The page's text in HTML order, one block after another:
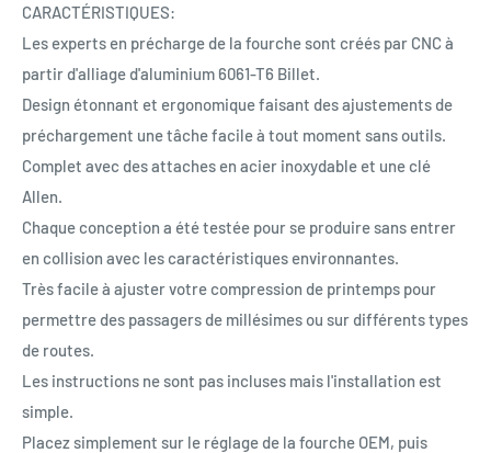
CARACTÉRISTIQUES:
Les experts en précharge de la fourche sont créés par CNC à
partir d'alliage d'aluminium 6061-T6 Billet.
Design étonnant et ergonomique faisant des ajustements de
préchargement une tâche facile à tout moment sans outils.
Complet avec des attaches en acier inoxydable et une clé
Allen.
Chaque conception a été testée pour se produire sans entrer
en collision avec les caractéristiques environnantes.
Très facile à ajuster votre compression de printemps pour
permettre des passagers de millésimes ou sur différents types
de routes.
Les instructions ne sont pas incluses mais l'installation est
simple.
Placez simplement sur le réglage de la fourche OEM, puis